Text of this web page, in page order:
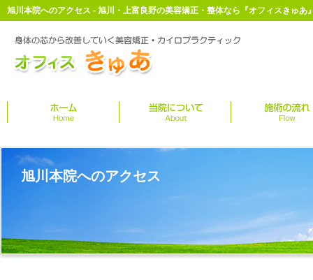
旭川本院へのアクセス - 旭川・上富良野の美容矯正・整体なら『オフィスきゅあ
旭川本院へのアクセス